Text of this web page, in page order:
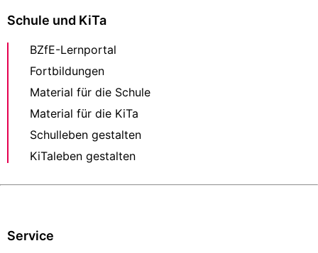
Schule und KiTa
BZfE-Lernportal
Fortbildungen
Material für die Schule
Material für die KiTa
Schulleben gestalten
KiTaleben gestalten
Service